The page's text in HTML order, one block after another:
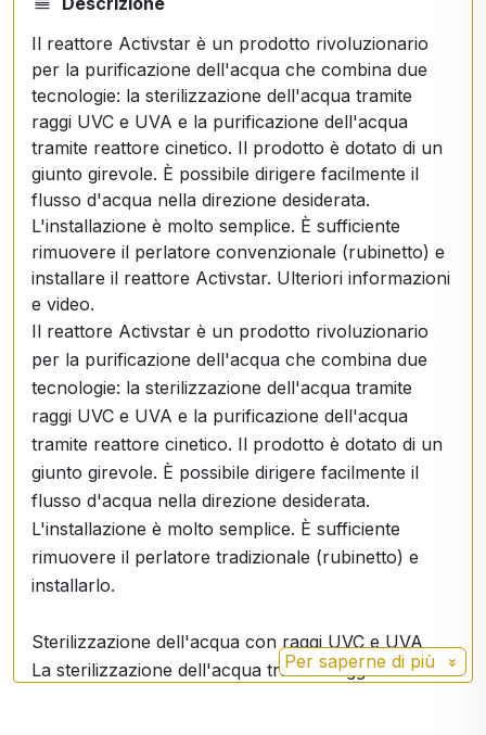
Il reattore Activstar è un prodotto rivoluzionario
per la purificazione dell'acqua che combina due
tecnologie: la sterilizzazione dell'acqua tramite
raggi UVC e UVA e la purificazione dell'acqua
tramite reattore cinetico. Il prodotto è dotato di un
giunto girevole. È possibile dirigere facilmente il
flusso d'acqua nella direzione desiderata.
L'installazione è molto semplice. È sufficiente
rimuovere il perlatore convenzionale (rubinetto) e
installare il reattore Activstar. Ulteriori informazioni
e video.
Il reattore Activstar è un prodotto rivoluzionario
per la purificazione dell'acqua che combina due
tecnologie: la sterilizzazione dell'acqua tramite
raggi UVC e UVA e la purificazione dell'acqua
tramite reattore cinetico. Il prodotto è dotato di un
giunto girevole. È possibile dirigere facilmente il
flusso d'acqua nella direzione desiderata.
L'installazione è molto semplice. È sufficiente
rimuovere il perlatore tradizionale (rubinetto) e
installarlo.
Sterilizzazione dell'acqua con raggi UVC e UVA
La sterilizzazione dell'acqua tramite raggi UVC e
Per saperne di più